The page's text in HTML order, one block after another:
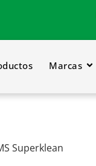
Marcas
Superklean